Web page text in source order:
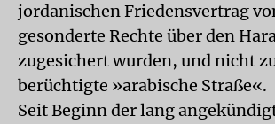
jordanischen Friedensvertrag
gesonderte Rechte über den
zugesichert wurden, und nicht
berüchtigte »arabische Straße«.
Seit Beginn der lang